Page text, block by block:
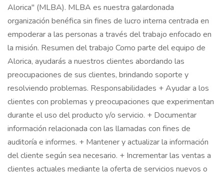
Alorica" (MLBA). MLBA es nuestra galardonada
organización benéfica sin fines de lucro interna centrada en
empoderar a las personas a través del trabajo enfocado en
la misión. Resumen del trabajo Como parte del equipo de
Alorica, ayudarás a nuestros clientes abordando las
preocupaciones de sus clientes, brindando soporte y
resolviendo problemas. Responsabilidades + Ayudar a los
clientes con problemas y preocupaciones que experimentan
durante el uso del producto y/o servicio. + Documentar
información relacionada con las llamadas con fines de
auditoría e informes. + Mantener y actualizar la información
del cliente según sea necesario. + Incrementar las ventas a
clientes actuales mediante la oferta de servicios nuevos o